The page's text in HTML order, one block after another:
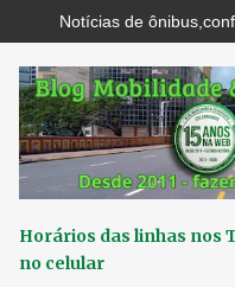
Pular para
Horários das linhas nos
no celular
Notícias de